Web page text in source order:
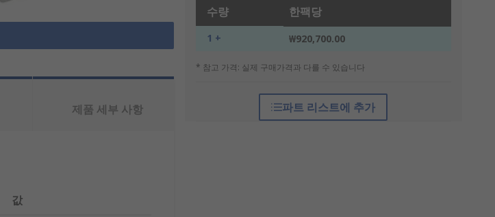
수량 한팩당
1 + ₩920,700.00
* 참고 가격: 실제 구매가격과 다를 수 있습니다
파트 리스트에 추가
제품 세부 사항
값